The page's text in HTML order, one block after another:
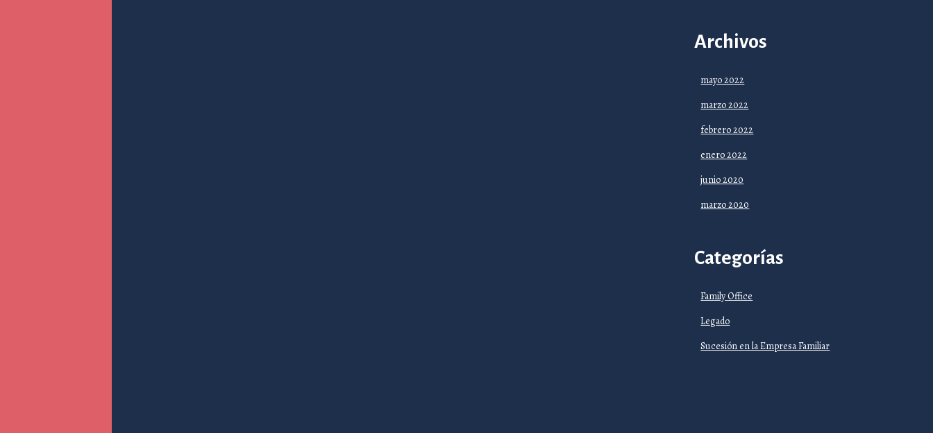
Archivos
mayo 2022
marzo 2022
febrero 2022
enero 2022
junio 2020
marzo 2020
Categorías
Family Office
Legado
Sucesión en la Empresa Familiar